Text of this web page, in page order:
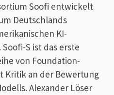
Soofi entwickelt
Deutschlands
KI-
S ist das erste
von Foundation-
Kritik an der Bewertung
Alexander Löser